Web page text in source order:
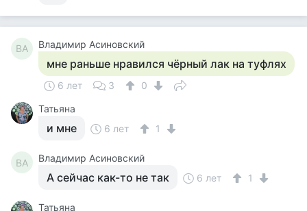
ВА Владимир Асиновский
мне раньше нравился чёрный лак на туфлях
6 лет 3
0
Татьяна
и мне 6 лет 1
ВА Владимир Асиновский
А сейчас как-то не так 6 лет 1
Татьяна